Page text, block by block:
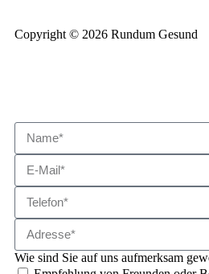
Copyright © 2026 Rundum Gesund
Wie sind Sie auf uns aufmerksam